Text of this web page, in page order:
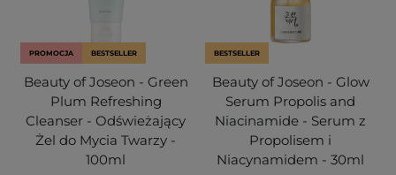
PROMOCJA BESTSELLER
Beauty of Joseon - Green
Plum Refreshing
Cleanser - Odświeżający
Żel do Mycia Twarzy -
100ml
BESTSELLER
Beauty of Joseon - Glow
Serum Propolis and
Niacinamide - Serum z
Propolisem i
Niacynamidem - 30ml